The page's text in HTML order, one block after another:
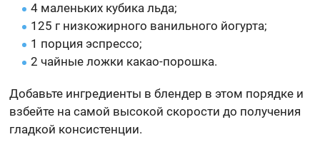
4 маленьких кубика льда;
125 г низкожирного ванильного йогурта;
1 порция эспрессо;
2 чайные ложки какао-порошка.
Добавьте ингредиенты в блендер в этом порядке и
взбейте на самой высокой скорости до получения
гладкой консистенции.